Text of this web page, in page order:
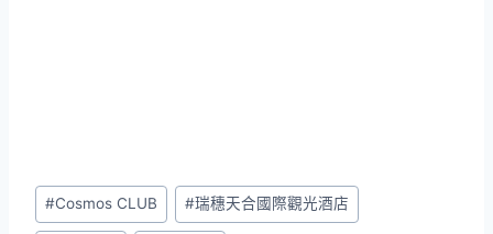
Post
Tags:
#Cosmos CLUB #瑞穗天合國際觀光酒店